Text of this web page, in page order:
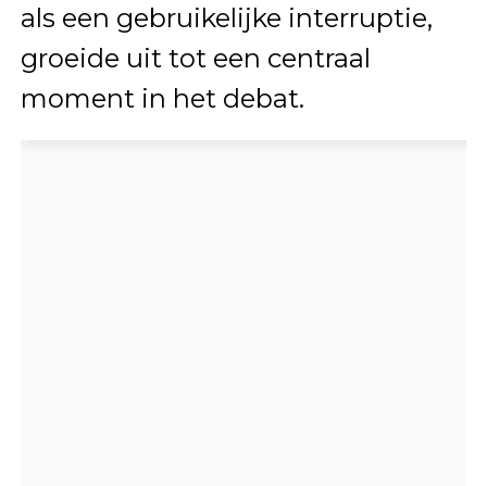
als een gebruikelijke interruptie,
groeide uit tot een centraal
moment in het debat.